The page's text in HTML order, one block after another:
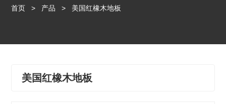
首页 > 产品 > 美国红橡木地板
美国红橡木地板